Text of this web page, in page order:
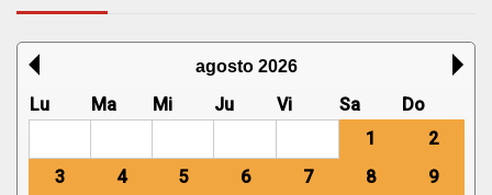
agosto 2026
Lu Ma Mi Ju Vi Sa
Do
1
2
3
4 5 6 7 8
9